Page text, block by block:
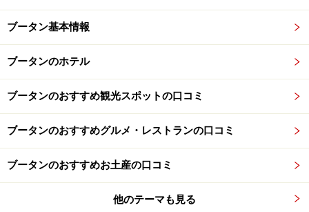
※海外を訪れる際には最新情報の入手に努め、「外務省 海外安全
ホームページ」を確認するなど、安全確保に十分注意を払ってく
ださい。
ブータン基本情報
ブータンのホテル
ブータンのおすすめ観光スポットの口コミ
ブータンのおすすめグルメ・レストランの口コミ
ブータンのおすすめお土産の口コミ
他のテーマも見る